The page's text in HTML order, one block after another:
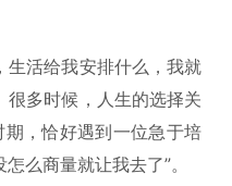
生活给我安排什么，我就
很多时候，人生的选择关
，恰好遇到一位急于培
么商量就让我去了”。